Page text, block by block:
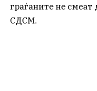
граѓаните не смеат
СДСМ.